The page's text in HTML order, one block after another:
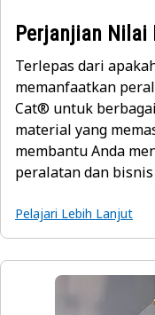
Perjanjian Nilai
Terlepas dari
memanfaatkan
Cat® untuk
material yang
membantu Anda
peralatan dan bisnis
Pelajari Lebih Lanjut